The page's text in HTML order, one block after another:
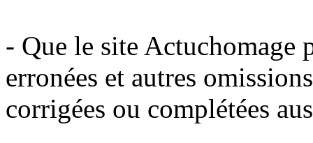
- Que le site Actuchomage
erronées et autres
corrigées ou complétées